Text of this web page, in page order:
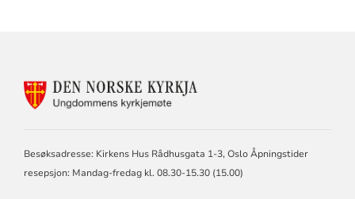
KIRKE,
KIRKERÅDET
Besøksadresse: Kirkens Hus Rådhusgata 1-3, Oslo Åpningstider
resepsjon: Mandag-fredag kl. 08.30-15.30 (15.00)